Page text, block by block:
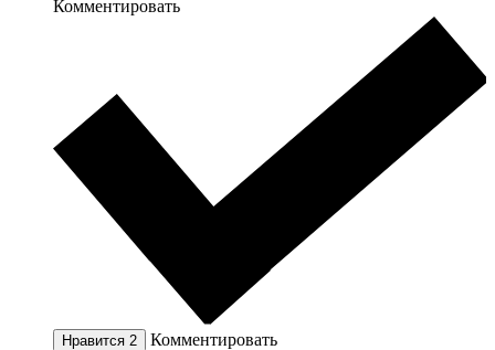
Комментировать
Нравится 2 Комментировать